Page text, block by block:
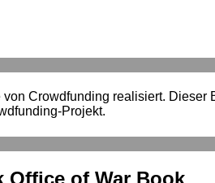
Crowdfunding realisiert.
Projekt.
Office of War Book